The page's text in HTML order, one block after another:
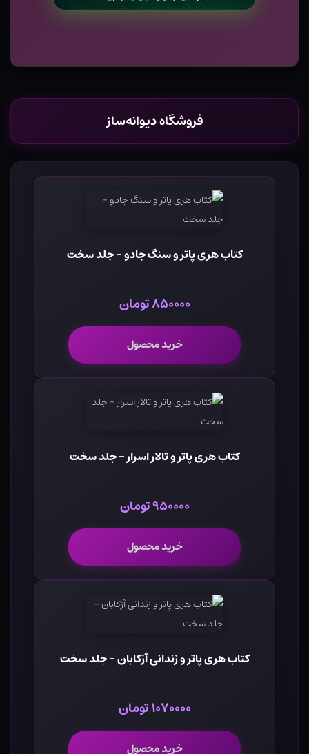
فروشگاه دیوانه‌ساز
کتاب هری پاتر و سنگ جادو - جلد سخت
۸۵۰۰۰۰ تومان
خرید محصول
کتاب هری پاتر و تالار اسرار - جلد سخت
۹۵۰۰۰۰ تومان
خرید محصول
کتاب هری پاتر و زندانی آزکابان - جلد سخت
۱۰۷۰۰۰۰ تومان
خرید محصول